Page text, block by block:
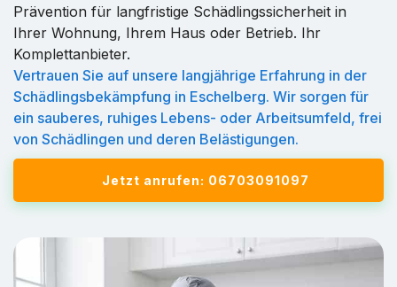
Prävention für langfristige Schädlingssicherheit in
Ihrer Wohnung, Ihrem Haus oder Betrieb. Ihr
Komplettanbieter.
Vertrauen Sie auf unsere langjährige Erfahrung in der
Schädlingsbekämpfung in Eschelberg. Wir sorgen für
ein sauberes, ruhiges Lebens- oder Arbeitsumfeld, frei
von Schädlingen und deren Belästigungen.
Jetzt anrufen: 06703091097